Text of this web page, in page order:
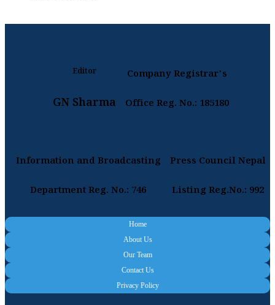
Editor
GN Sharma
Company Registrar's
Office Reg. No.: 185180
Information and Broadcasting
Department Reg. No.: 746
Press Council Nepal
Listing Reg.No.: 992
Home
About Us
Our Team
Contact Us
Privacy Policy